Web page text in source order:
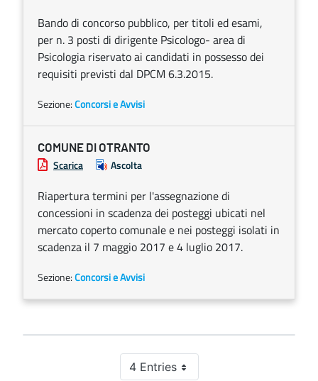
Bando di concorso pubblico, per titoli ed esami,
per n. 3 posti di dirigente Psicologo- area di
Psicologia riservato ai candidati in possesso dei
requisiti previsti dal DPCM 6.3.2015.
Sezione:Concorsi e Avvisi
COMUNE DI OTRANTO
Scarica Ascolta
Riapertura termini per l'assegnazione di
concessioni in scadenza dei posteggi ubicati nel
mercato coperto comunale e nei posteggi isolati in
scadenza il 7 maggio 2017 e 4 luglio 2017.
Sezione:Concorsi e Avvisi
4 EntriesPer Page